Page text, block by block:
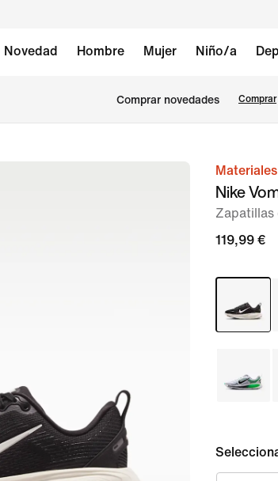
Novedad Hombre Mujer Niño/a
Comprar novedades Comprar
Imagen
Nike
119,99 €